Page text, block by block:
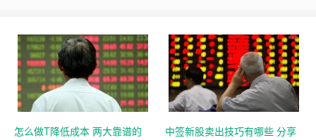
怎么做T降低成本 两大靠谱的
中签新股卖出技巧有哪些 分享